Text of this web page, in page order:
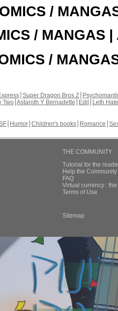
/
/ MANGAS |
/
Super Dragon Bros Z
Two Astaroth Y Bernadette Edil
Leth Hate
Humor Children's books Romance
THE COMMUNITY
Tutorial for the
Help the
FAQ
Virtual currency :
Terms of Use
Sitemap